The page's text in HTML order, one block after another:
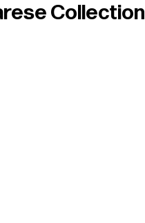
Collection